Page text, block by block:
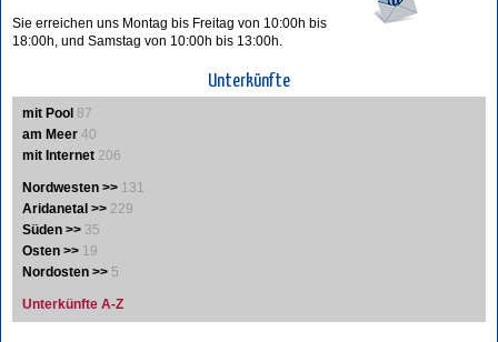
Sie erreichen uns Montag bis Freitag von 10:00h bis
18:00h, und Samstag von 10:00h bis 13:00h.
Unterkünfte
mit Pool 87
am Meer 40
mit Internet 206
Nordwesten >> 131
Aridanetal >> 229
Süden >> 35
Osten >> 19
Nordosten >> 5
Unterkünfte A-Z